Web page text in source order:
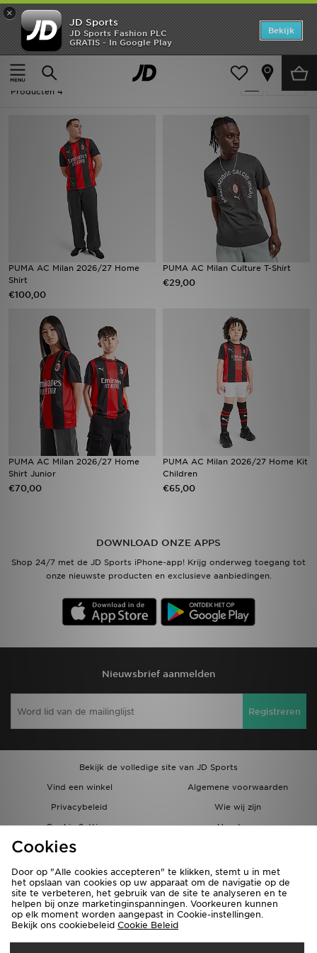
×
JD Sports
JD Sports Fashion PLC
GRATIS - In Google Play
Bekijk
Thuis
Voetbal - AC Milan
Voetbal - AC Milan
Producten 4
PUMA AC Milan 2026/27 Home
Shirt
€100,00
PUMA AC Milan Culture T-Shirt
€29,00
PUMA AC Milan 2026/27 Home
Shirt Junior
€70,00
PUMA AC Milan 2026/27 Home Kit
Children
€65,00
DOWNLOAD ONZE APPS
Shop 24/7 met de JD Sports iPhone-app! Krijg onderweg toegang tot
onze nieuwste producten en exclusieve aanbiedingen.
Nieuwsbrief aanmelden
Registreren
Bekijk de volledige site van JD Sports
Vind een winkel
Algemene voorwaarden
Privacybeleid
Wie wij zijn
Cookie Settings
Vacatures
Bestellingen en Levering
Verzenden Naar
Home
Offers
New In
Sports
Merken
Vind een winkel
Bestelling traceren
Mijn JD
Klantenservice
Download de app
Cookies
Door op "Alle cookies accepteren" te klikken, stemt u in met
het opslaan van cookies op uw apparaat om de navigatie op de
site te verbeteren, het gebruik van de site te analyseren en te
helpen bij onze marketinginspanningen. Voorkeuren kunnen
op elk moment worden aangepast in Cookie-instellingen.
Bekijk ons cookiebeleid Cookie Beleid